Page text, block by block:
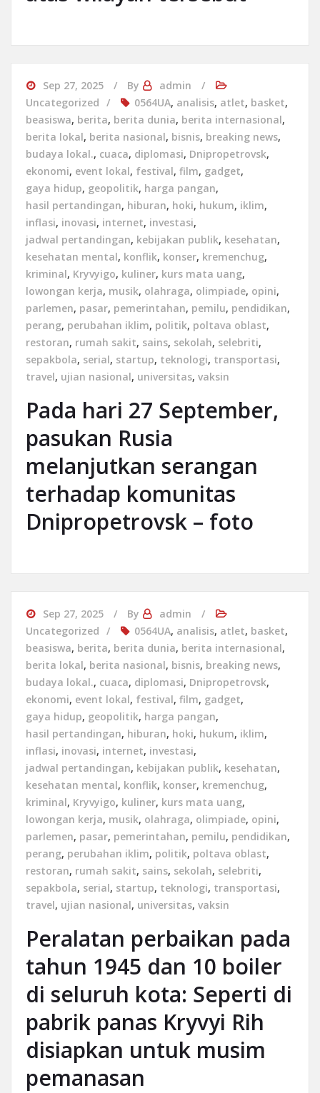
Sep 27, 2025 By
admin
Uncategorized
0564UA, analisis, atlet, basket,
beasiswa, berita, berita dunia, berita internasional,
berita lokal, berita nasional, bisnis, breaking news,
budaya lokal., cuaca, diplomasi, Dnipropetrovsk,
ekonomi, event lokal, festival, film, gadget,
gaya hidup, geopolitik, harga pangan,
hasil pertandingan, hiburan, hoki, hukum, iklim,
inflasi, inovasi, internet, investasi,
jadwal pertandingan, kebijakan publik, kesehatan,
kesehatan mental, konflik, konser, kremenchug,
kriminal, Kryvyigo, kuliner, kurs mata uang,
lowongan kerja, musik, olahraga, olimpiade, opini,
parlemen, pasar, pemerintahan, pemilu, pendidikan,
perang, perubahan iklim, politik, poltava oblast,
restoran, rumah sakit, sains, sekolah, selebriti,
sepakbola, serial, startup, teknologi, transportasi,
travel, ujian nasional, universitas, vaksin
Pada hari 27 September,
pasukan Rusia
melanjutkan serangan
terhadap komunitas
Dnipropetrovsk – foto
Sep 27, 2025 By
admin
Uncategorized
0564UA, analisis, atlet, basket,
beasiswa, berita, berita dunia, berita internasional,
berita lokal, berita nasional, bisnis, breaking news,
budaya lokal., cuaca, diplomasi, Dnipropetrovsk,
ekonomi, event lokal, festival, film, gadget,
gaya hidup, geopolitik, harga pangan,
hasil pertandingan, hiburan, hoki, hukum, iklim,
inflasi, inovasi, internet, investasi,
jadwal pertandingan, kebijakan publik, kesehatan,
kesehatan mental, konflik, konser, kremenchug,
kriminal, Kryvyigo, kuliner, kurs mata uang,
lowongan kerja, musik, olahraga, olimpiade, opini,
parlemen, pasar, pemerintahan, pemilu, pendidikan,
perang, perubahan iklim, politik, poltava oblast,
restoran, rumah sakit, sains, sekolah, selebriti,
sepakbola, serial, startup, teknologi, transportasi,
travel, ujian nasional, universitas, vaksin
Peralatan perbaikan pada
tahun 1945 dan 10 boiler
di seluruh kota: Seperti di
pabrik panas Kryvyi Rih
disiapkan untuk musim
pemanasan